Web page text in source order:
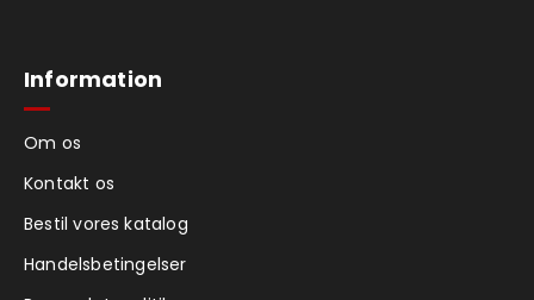
Information
Om os
Kontakt os
Bestil vores katalog
Handelsbetingelser